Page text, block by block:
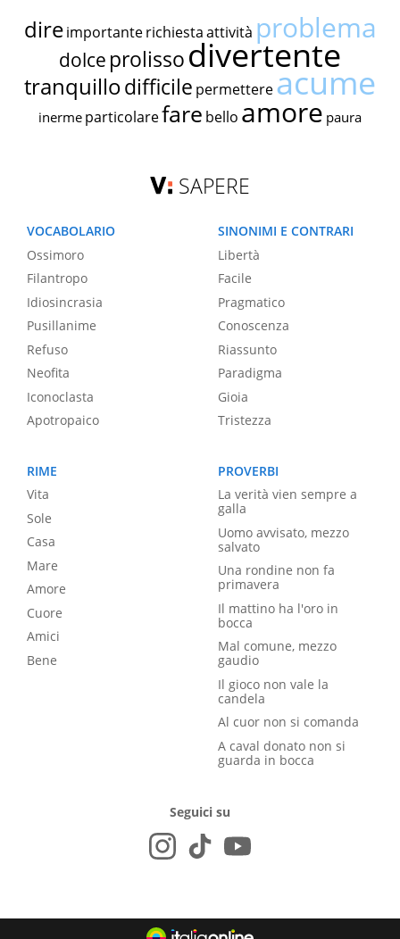
dire importante richiestaattività problema
dolce prolissodivertente
tranquillodifficile permettereacume
inerme particolarefare bello amore paura
SAPERE
VOCABOLARIO
Ossimoro
Filantropo
Idiosincrasia
Pusillanime
Refuso
Neofita
Iconoclasta
Apotropaico
SINONIMI E CONTRARI
Libertà
Facile
Pragmatico
Conoscenza
Riassunto
Paradigma
Gioia
Tristezza
RIME
Vita
Sole
Casa
Mare
Amore
Cuore
Amici
Bene
PROVERBI
La verità vien sempre a
galla
Uomo avvisato, mezzo
salvato
Una rondine non fa
primavera
Il mattino ha l'oro in
bocca
Mal comune, mezzo
gaudio
Il gioco non vale la
candela
Al cuor non si comanda
A caval donato non si
guarda in bocca
Seguici su